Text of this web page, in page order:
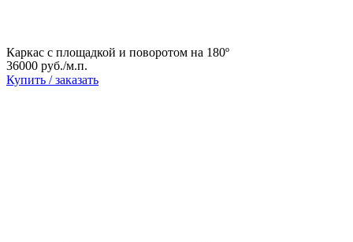
Каркас с площадкой и поворотом на 180º
36000 руб./м.п.
Купить / заказать